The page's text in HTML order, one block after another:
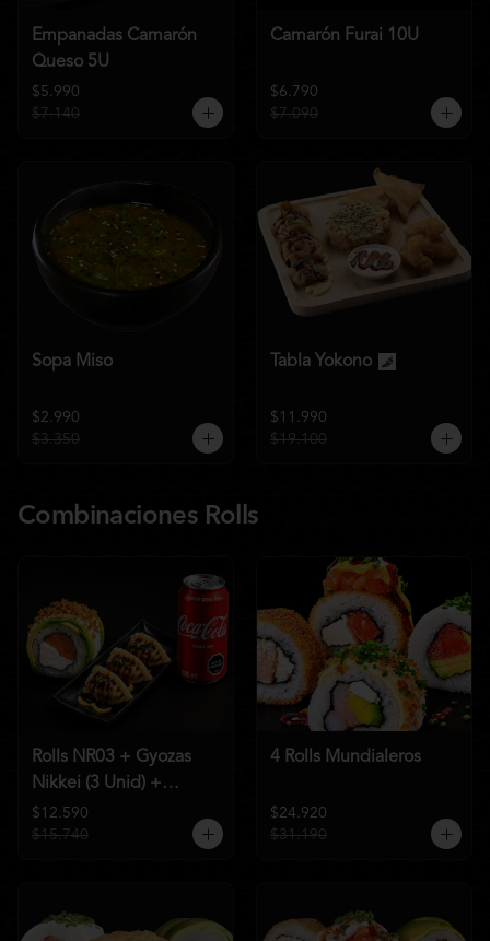
Empanadas Camarón
Queso 5U
$5.990
$7.140
Camarón Furai 10U
$6.790
$7.090
Sopa Miso
$2.990
$3.350
Tabla Yokono
$11.990
$19.100
Combinaciones Rolls
Rolls NR03 + Gyozas
Nikkei (3 Unid) +
Bebida a elección
$12.590
$15.740
4 Rolls Mundialeros
$24.920
$31.190